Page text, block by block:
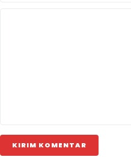
KIRIM KOMENTAR